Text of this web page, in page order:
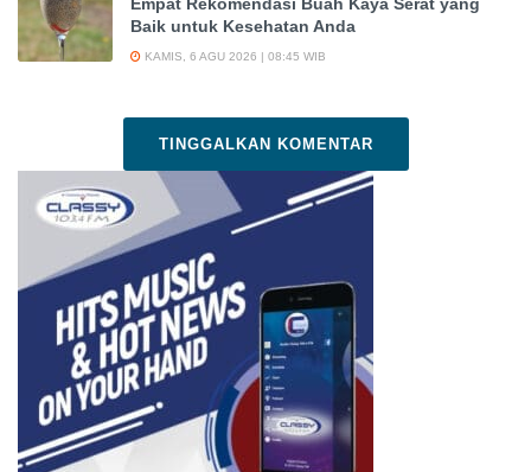
Empat Rekomendasi Buah Kaya Serat yang
Baik untuk Kesehatan Anda
KAMIS, 6 AGU 2026 | 08:45 WIB
TINGGALKAN KOMENTAR